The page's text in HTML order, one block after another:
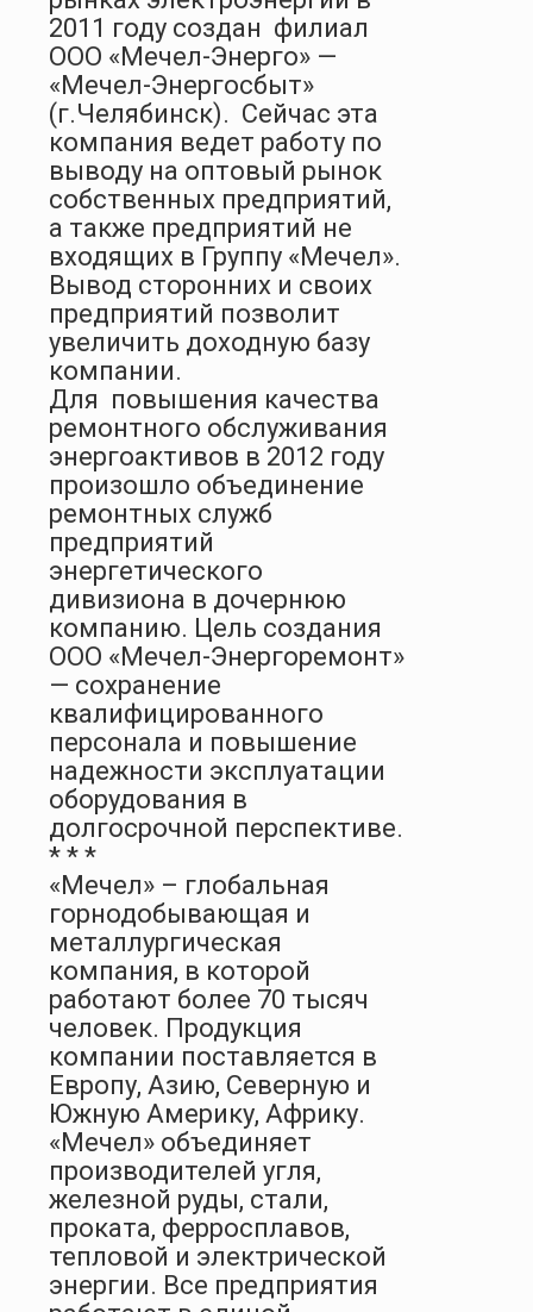
2011 году создан филиал
ООО «Мечел-Энерго» —
«Мечел-Энергосбыт»
(г.Челябинск). Сейчас эта
компания ведет работу по
выводу на оптовый рынок
собственных предприятий,
а также предприятий не
входящих в Группу «Мечел».
Вывод сторонних и своих
предприятий позволит
увеличить доходную базу
компании.
Для повышения качества
ремонтного обслуживания
энергоактивов в 2012 году
произошло объединение
ремонтных служб
предприятий
энергетического
дивизиона в дочернюю
компанию. Цель создания
ООО «Мечел-Энергоремонт»
— сохранение
квалифицированного
персонала и повышение
надежности эксплуатации
оборудования в
долгосрочной перспективе.
* * *
«Мечел» – глобальная
горнодобывающая и
металлургическая
компания, в которой
работают более 70 тысяч
человек. Продукция
компании поставляется в
Европу, Азию, Северную и
Южную Америку, Африку.
«Мечел» объединяет
производителей угля,
железной руды, стали,
проката, ферросплавов,
тепловой и электрической
энергии. Все предприятия